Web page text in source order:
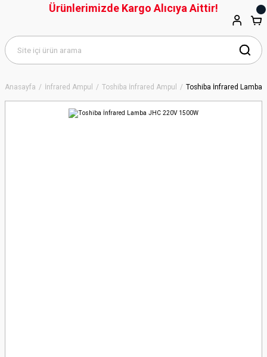
Anasayfa İnfrared Ampul Toshiba İnfrared Ampul Toshiba İnfrared Lamba
Ürünlerimizde Kargo Alıcıya Aittir!